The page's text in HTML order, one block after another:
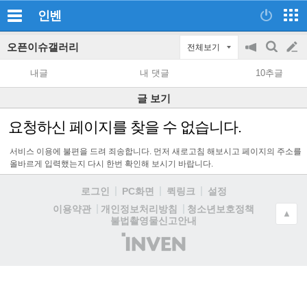
인벤
오픈이슈갤러리 전체보기
공
지
on/off
검
색
글
쓰
기
내글 내 댓글 10추글
글 보기
요청하신 페이지를 찾을 수 없습니다.
서비스 이용에 불편을 드려 죄송합니다. 먼저 새로고침 해보시고 페이지의 주소를
올바르게 입력했는지 다시 한번 확인해 보시기 바랍니다.
로그인 PC화면 퀵링크
설정
이용약관
개인정보처리방침
청소년보호정책
불법촬영물신고안내
(주)
인
▲